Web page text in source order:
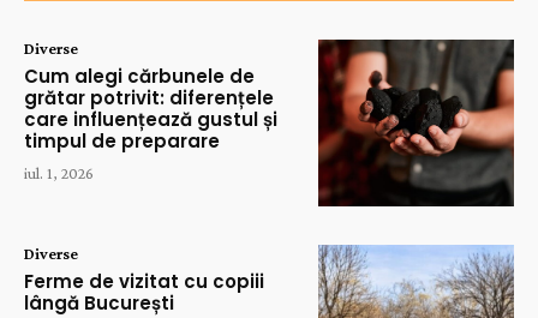
Diverse
Cum alegi cărbunele de
grătar potrivit: diferențele
care influențează gustul și
timpul de preparare
iul. 1, 2026
Diverse
Ferme de vizitat cu copiii
lângă București